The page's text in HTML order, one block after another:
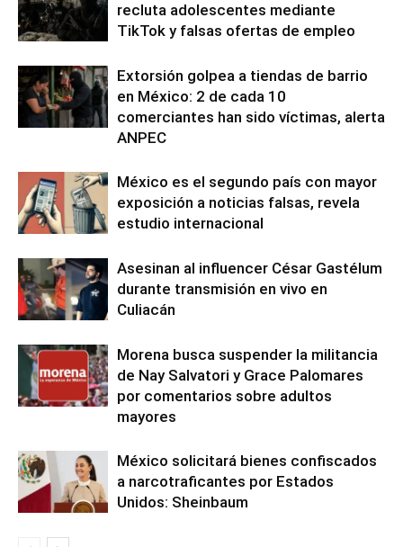
recluta adolescentes mediante
TikTok y falsas ofertas de empleo
Extorsión golpea a tiendas de barrio
en México: 2 de cada 10
comerciantes han sido víctimas, alerta
ANPEC
México es el segundo país con mayor
exposición a noticias falsas, revela
estudio internacional
Asesinan al influencer César Gastélum
durante transmisión en vivo en
Culiacán
Morena busca suspender la militancia
de Nay Salvatori y Grace Palomares
por comentarios sobre adultos
mayores
México solicitará bienes confiscados
a narcotraficantes por Estados
Unidos: Sheinbaum